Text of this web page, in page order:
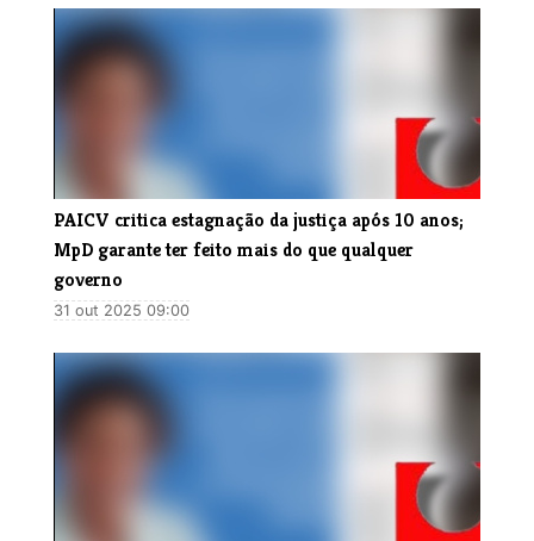
PAICV critica estagnação da justiça após 10 anos;
MpD garante ter feito mais do que qualquer
governo
31 out 2025 09:00